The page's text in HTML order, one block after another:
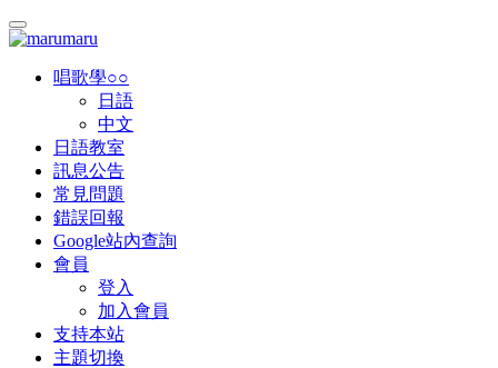
唱歌學○○
日語
中文
日語教室
訊息公告
常見問題
錯誤回報
Google站內查詢
會員
登入
加入會員
支持本站
主題切換